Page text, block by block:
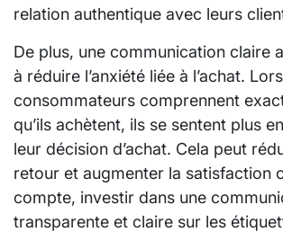
relation authentique avec leurs
De plus, une communication claire
à réduire l’anxiété liée à l’achat.
consommateurs comprennent
qu’ils achètent, ils se sentent plus
leur décision d’achat. Cela peut
retour et augmenter la satisfaction
compte, investir dans une
transparente et claire sur les